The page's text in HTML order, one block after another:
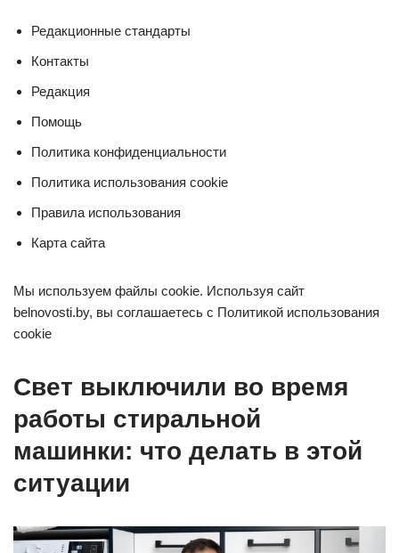
Редакционные стандарты
Контакты
Редакция
Помощь
Политика конфиденциальности
Политика использования cookie
Правила использования
Карта сайта
Мы используем файлы cookie. Используя сайт
belnovosti.by, вы соглашаетесь с Политикой использования
cookie
Свет выключили во время
работы стиральной
машинки: что делать в этой
ситуации